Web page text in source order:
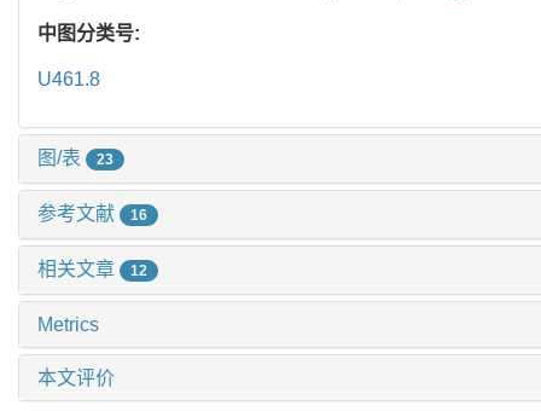
中图分类号:
U461.8
图/表 23
参考文献 16
相关文章 12
Metrics
本文评价